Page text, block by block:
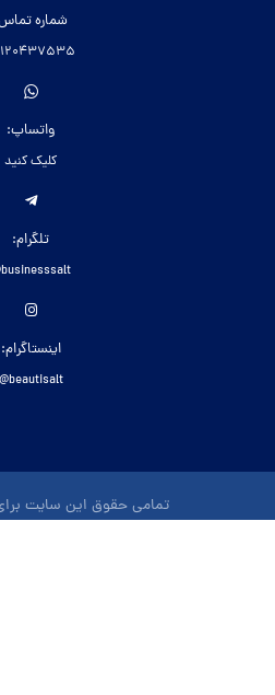
شماره
واتساپ:
کلیک کنید
تلگرام:
businesssalt@
اینستاگرام:
beautisalt@
تمامی حقوق این سایت